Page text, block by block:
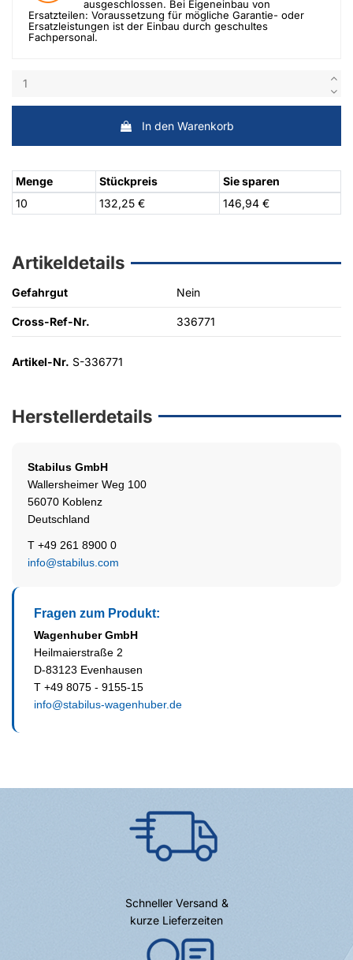
ausgeschlossen. Bei Eigeneinbau von
Ersatzteilen: Voraussetzung für mögliche Garantie- oder
Ersatzleistungen ist der Einbau durch geschultes
Fachpersonal.
In den Warenkorb
Menge Stückpreis
Sie sparen
10
132,25 € 146,94 €
Artikeldetails
Gefahrgut Nein
Cross-Ref-Nr. 336771
Artikel-Nr. S-336771
Herstellerdetails
Stabilus GmbH
Wallersheimer Weg 100
56070 Koblenz
Deutschland
T +49 261 8900 0
info@stabilus.com
Fragen zum Produkt:
Wagenhuber GmbH
Heilmaierstraße 2
D-83123 Evenhausen
T +49 8075 - 9155-15
info@stabilus-wagenhuber.de
Schneller Versand &
kurze Lieferzeiten